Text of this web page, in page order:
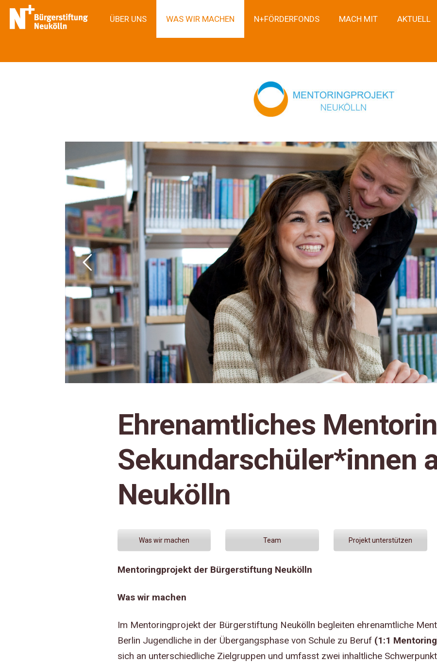
ÜBER UNS WAS WIR MACHEN N+FÖRDERFONDS MACH MIT AKTUELL
Ehrenamtliches
Sekundarschüler*innen
Neukölln
Was wir machen Team Projekt unterstützen
Mentoringprojekt der Bürgerstiftung Neukölln
Was wir machen
Im Mentoringprojekt der Bürgerstiftung Neukölln begleiten ehrenamtliche
Berlin Jugendliche in der Übergangsphase von Schule zu Beruf (1:1
sich an unterschiedliche Zielgruppen und umfasst zwei inhaltliche